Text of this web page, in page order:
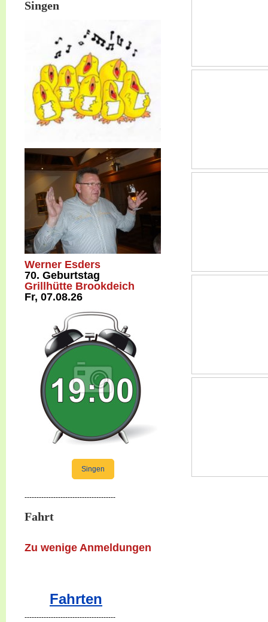
Singen
Werner Esders
70. Geburtstag
Grillhütte Brookdeich
Fr, 07.08.26
Singen
--------------------------------------
Fahrt
Zu wenige Anmeldungen
Fahrten
--------------------------------------